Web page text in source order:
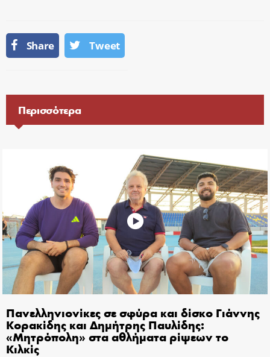
Share Tweet
Περισσότερα
Πανελληνιονίκες σε σφύρα και δίσκο Γιάννης
Κορακίδης και Δημήτρης Παυλίδης:
«Μητρόπολη» στα αθλήματα ρίψεων το
Κιλκίς